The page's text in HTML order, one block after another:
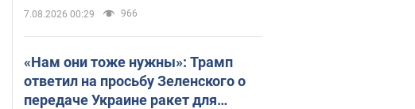
7.08.2026 00:29 966
«Нам они тоже нужны»: Трамп
ответил на просьбу Зеленского о
передаче Украине ракет для